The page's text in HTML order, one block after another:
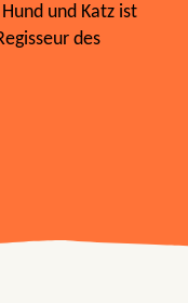
und Katz ist
des